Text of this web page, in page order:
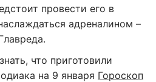
провести его в
адреналином –
что приготовили
на 9 января Гороскоп